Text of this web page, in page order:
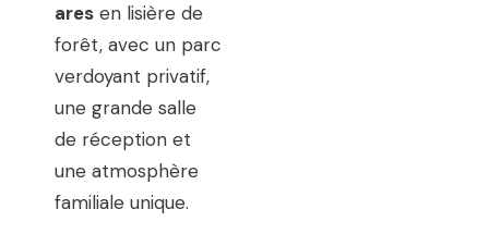
ares en lisière de
forêt, avec un parc
verdoyant privatif,
une grande salle
de réception et
une atmosphère
familiale unique.